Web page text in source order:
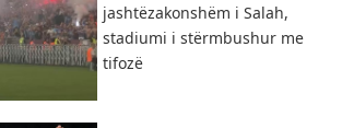
jashtëzakonshëm i Salah,
stadiumi i stërmbushur me
tifozë